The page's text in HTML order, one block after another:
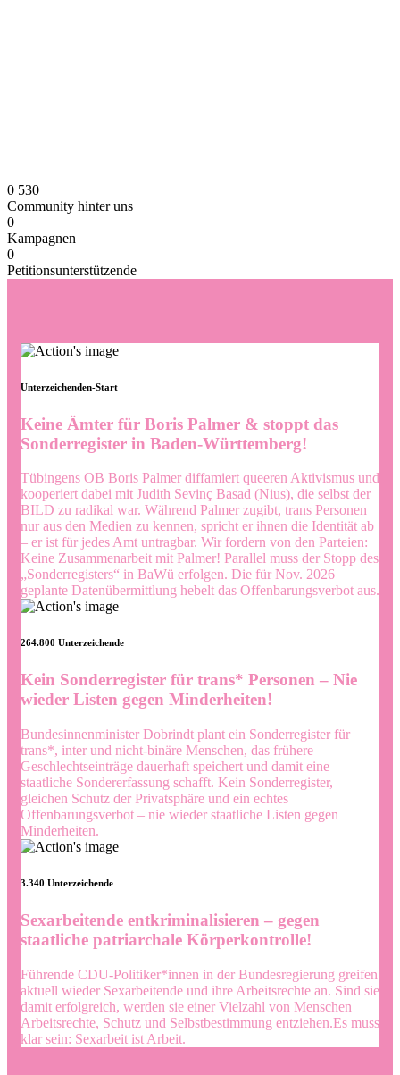
0 530
Community hinter uns
0
Kampagnen
0
Petitionsunterstützende
Unterzeichenden-Start
Keine Ämter für Boris Palmer & stoppt das
Sonderregister in Baden-Württemberg!
Tübingens OB Boris Palmer diffamiert queeren Aktivismus und
kooperiert dabei mit Judith Sevinç Basad (Nius), die selbst der
BILD zu radikal war. Während Palmer zugibt, trans Personen
nur aus den Medien zu kennen, spricht er ihnen die Identität ab
– er ist für jedes Amt untragbar. Wir fordern von den Parteien:
Keine Zusammenarbeit mit Palmer! Parallel muss der Stopp des
„Sonderregisters“ in BaWü erfolgen. Die für Nov. 2026
geplante Datenübermittlung hebelt das Offenbarungsverbot aus.
264.800 Unterzeichende
Kein Sonderregister für trans* Personen – Nie
wieder Listen gegen Minderheiten!
Bundesinnenminister Dobrindt plant ein Sonderregister für
trans*, inter und nicht-binäre Menschen, das frühere
Geschlechtseinträge dauerhaft speichert und damit eine
staatliche Sondererfassung schafft. Kein Sonderregister,
gleichen Schutz der Privatsphäre und ein echtes
Offenbarungsverbot – nie wieder staatliche Listen gegen
Minderheiten.
3.340 Unterzeichende
Sexarbeitende entkriminalisieren – gegen
staatliche patriarchale Körperkontrolle!
Führende CDU-Politiker*innen in der Bundesregierung greifen
aktuell wieder Sexarbeitende und ihre Arbeitsrechte an. Sind sie
damit erfolgreich, werden sie einer Vielzahl von Menschen
Arbeitsrechte, Schutz und Selbstbestimmung entziehen.Es muss
klar sein: Sexarbeit ist Arbeit.